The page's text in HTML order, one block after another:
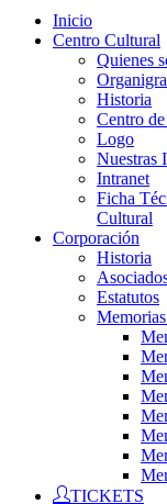
Inicio
Centro Cultural
Quienes
Historia
Centro
Logo
Nuestras
Intranet
Ficha
Cultural
Corporación
Historia
Estatutos
TICKETS